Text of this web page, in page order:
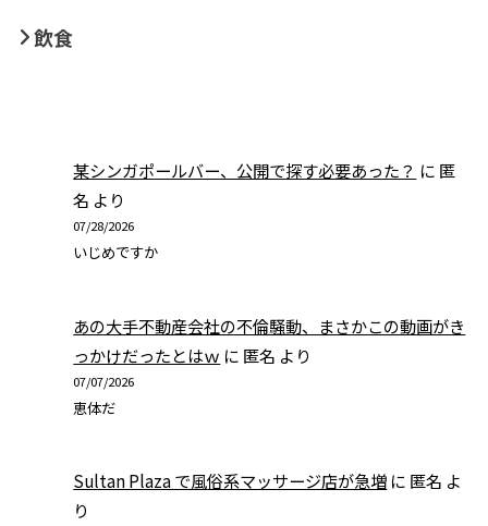
飲食
某シンガポールバー、公開で探す必要あった？ に 匿
名 より
07/28/2026
いじめですか
あの大手不動産会社の不倫騒動、まさかこの動画がき
っかけだったとはｗ に 匿名 より
07/07/2026
恵体だ
Sultan Plaza で風俗系マッサージ店が急増 に 匿名 よ
り